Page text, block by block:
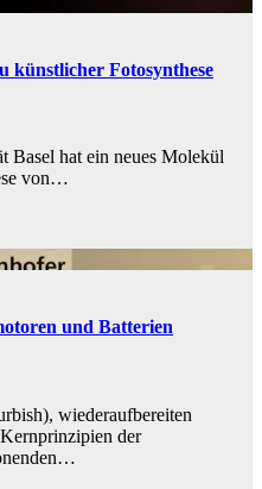
künstlicher Fotosynthese
Basel hat ein neues Molekül
von…
und Batterien
wiederaufbereiten
der